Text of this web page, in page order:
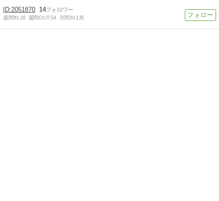
2051870 14
週間IN:18 週間OUT:54 月間IN:135